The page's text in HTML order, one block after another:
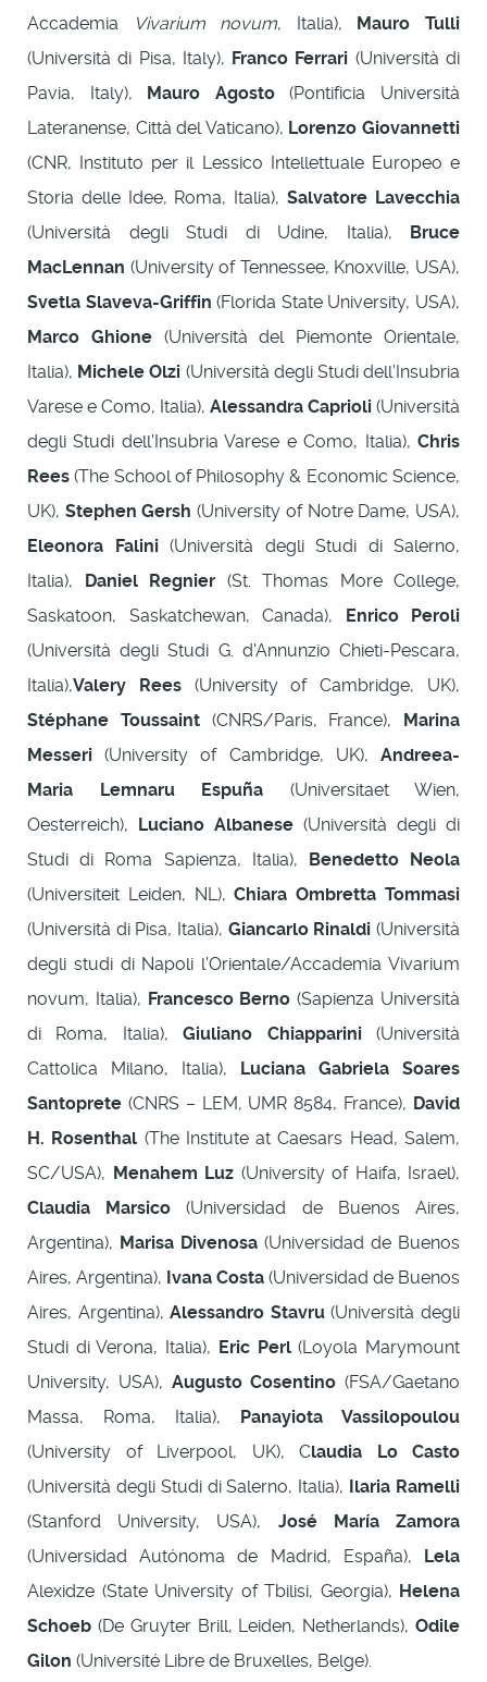
Accademia Vivarium novum, Italia), Mauro Tulli
(Università di Pisa, Italy), Franco Ferrari (Università di
Pavia, Italy), Mauro Agosto(Pontificia Università
Lateranense, Città del Vaticano), Lorenzo Giovannetti
(CNR, Instituto per il Lessico Intellettuale Europeo e
Storia delle Idee, Roma, Italia),Salvatore Lavecchia
(Università degli Studi di Udine, Italia), Bruce
MacLennan (University of Tennessee, Knoxville, USA),
Svetla Slaveva-Griffin (Florida State University, USA),
Marco Ghione(Università del Piemonte Orientale,
Italia), Michele Olzi (Università degli Studi dell'Insubria
Varese e Como, Italia), Alessandra Caprioli (Università
degli Studi dell'Insubria Varese e Como, Italia), Chris
Rees (The School of Philosophy & Economic Science,
UK), Stephen Gersh (University of Notre Dame, USA),
Eleonora Falini(Università degli Studi di Salerno,
Italia), Daniel Regnier (St. Thomas More College,
Saskatoon, Saskatchewan, Canada), Enrico Peroli
(Università degli Studi G. d'Annunzio Chieti-Pescara,
Italia),Valery Rees(University of Cambridge, UK),
Stéphane Toussaint(CNRS/Paris, France), Marina
Messeri (University of Cambridge, UK), Andreea-
Maria Lemnaru Espuña (Universitaet Wien,
Oesterreich), Luciano Albanese (Università degli di
Studi di Roma Sapienza, Italia), Benedetto Neola
(Universiteit Leiden, NL),Chiara Ombretta Tommasi
(Università di Pisa, Italia), Giancarlo Rinaldi (Università
degli studi di Napoli l'Orientale/Accademia Vivarium
novum, Italia), Francesco Berno (Sapienza Università
di Roma, Italia),Giuliano Chiapparini(Università
Cattolica Milano, Italia), Luciana Gabriela Soares
Santoprete (CNRS – LEM, UMR 8584, France), David
H. Rosenthal (The Institute at Caesars Head, Salem,
SC/USA), Menahem Luz (University of Haifa, Israel),
Claudia Marsico (Universidad de Buenos Aires,
Argentina), Marisa Divenosa (Universidad de Buenos
Aires, Argentina), Ivana Costa (Universidad de Buenos
Aires, Argentina),Alessandro Stavru(Università degli
Studi di Verona, Italia), Eric Perl(Loyola Marymount
University, USA), Augusto Cosentino (FSA/Gaetano
Massa, Roma, Italia), Panayiota Vassilopoulou
(University of Liverpool, UK), Claudia Lo Casto
(Università degli Studi di Salerno, Italia), Ilaria Ramelli
(Stanford University, USA), José María Zamora
(Universidad Autónoma de Madrid, España), Lela
Alexidze (State University of Tbilisi, Georgia), Helena
Schoeb (De Gruyter Brill, Leiden, Netherlands), Odile
Gilon (Université Libre de Bruxelles, Belge).